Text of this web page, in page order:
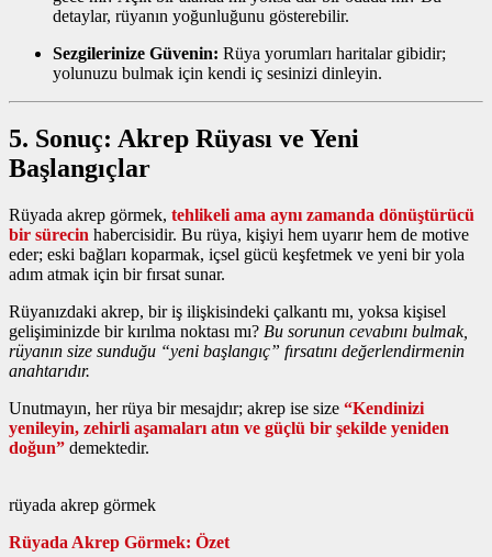
detaylar, rüyanın yoğunluğunu gösterebilir.
Sezgilerinize Güvenin: Rüya yorumları haritalar gibidir;
yolunuzu bulmak için kendi iç sesinizi dinleyin.
5. Sonuç: Akrep Rüyası ve Yeni
Başlangıçlar
Rüyada akrep görmek, tehlikeli ama aynı zamanda dönüştürücü
bir sürecin habercisidir. Bu rüya, kişiyi hem uyarır hem de motive
eder; eski bağları koparmak, içsel gücü keşfetmek ve yeni bir yola
adım atmak için bir fırsat sunar.
Rüyanızdaki akrep, bir iş ilişkisindeki çalkantı mı, yoksa kişisel
gelişiminizde bir kırılma noktası mı? Bu sorunun cevabını bulmak,
rüyanın size sunduğu “yeni başlangıç” fırsatını değerlendirmenin
anahtarıdır.
Unutmayın, her rüya bir mesajdır; akrep ise size “Kendinizi
yenileyin, zehirli aşamaları atın ve güçlü bir şekilde yeniden
doğun” demektedir.
rüyada akrep görmek
Rüyada Akrep Görmek: Özet